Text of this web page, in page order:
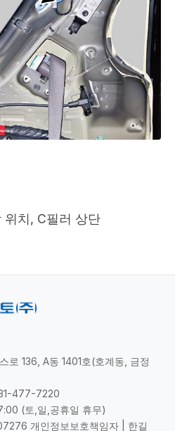
위치, C필러 상단
로 136, A동 1401호(호계동, 금정
477-7220
(토,일,공휴일 휴무)
개인정보보호책임자 | 한길